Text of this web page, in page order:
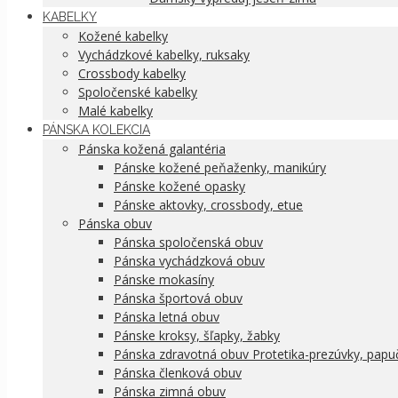
KABELKY
Kožené kabelky
Vychádzkové kabelky, ruksaky
Crossbody kabelky
Spoločenské kabelky
Malé kabelky
PÁNSKA KOLEKCIA
Pánska kožená galantéria
Pánske kožené peňaženky, manikúry
Pánske kožené opasky
Pánske aktovky, crossbody, etue
Pánska obuv
Pánska spoločenská obuv
Pánska vychádzková obuv
Pánske mokasíny
Pánska športová obuv
Pánska letná obuv
Pánske kroksy, šľapky, žabky
Pánska zdravotná obuv Protetika-prezúvky,
Pánska členková obuv
Pánska zimná obuv